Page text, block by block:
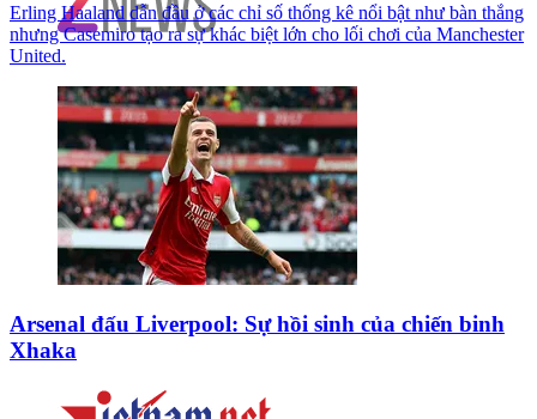
Erling Haaland dẫn đầu ở các chỉ số thống kê nổi bật như bàn thắng
nhưng Casemiro tạo ra sự khác biệt lớn cho lối chơi của Manchester
United.
Arsenal đấu Liverpool: Sự hồi sinh của chiến binh
Xhaka